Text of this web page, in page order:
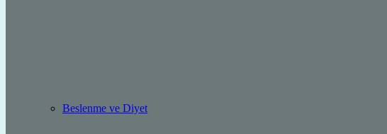
Beslenme ve Diyet